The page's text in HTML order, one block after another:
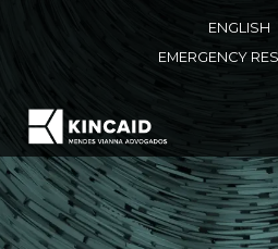
ENGLISH
EMERGENCY